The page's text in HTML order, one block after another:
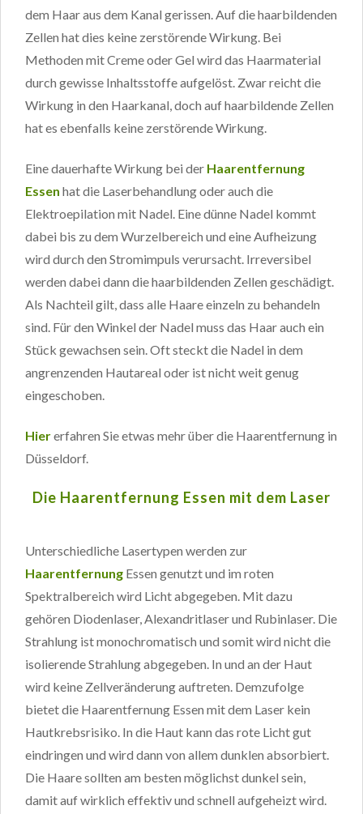
dem Haar aus dem Kanal gerissen. Auf die haarbildenden
Zellen hat dies keine zerstörende Wirkung. Bei
Methoden mit Creme oder Gel wird das Haarmaterial
durch gewisse Inhaltsstoffe aufgelöst. Zwar reicht die
Wirkung in den Haarkanal, doch auf haarbildende Zellen
hat es ebenfalls keine zerstörende Wirkung.
Eine dauerhafte Wirkung bei der Haarentfernung
Essen hat die Laserbehandlung oder auch die
Elektroepilation mit Nadel. Eine dünne Nadel kommt
dabei bis zu dem Wurzelbereich und eine Aufheizung
wird durch den Stromimpuls verursacht. Irreversibel
werden dabei dann die haarbildenden Zellen geschädigt.
Als Nachteil gilt, dass alle Haare einzeln zu behandeln
sind. Für den Winkel der Nadel muss das Haar auch ein
Stück gewachsen sein. Oft steckt die Nadel in dem
angrenzenden Hautareal oder ist nicht weit genug
eingeschoben.
Hiererfahren Sie etwas mehr über die Haarentfernung in
Düsseldorf.
Die Haarentfernung Essen mit dem Laser
Unterschiedliche Lasertypen werden zur
Haarentfernung Essen genutzt und im roten
Spektralbereich wird Licht abgegeben. Mit dazu
gehören Diodenlaser, Alexandritlaser und Rubinlaser. Die
Strahlung ist monochromatisch und somit wird nicht die
isolierende Strahlung abgegeben. In und an der Haut
wird keine Zellveränderung auftreten. Demzufolge
bietet die Haarentfernung Essen mit dem Laser kein
Hautkrebsrisiko. In die Haut kann das rote Licht gut
eindringen und wird dann von allem dunklen absorbiert.
Die Haare sollten am besten möglichst dunkel sein,
damit auf wirklich effektiv und schnell aufgeheizt wird.